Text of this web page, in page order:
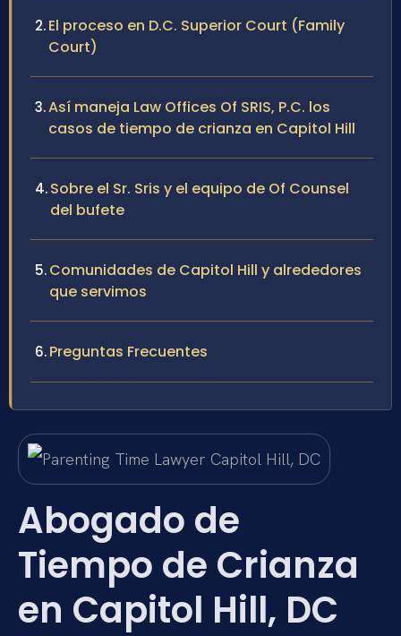
El proceso en D.C. Superior Court (Family
Court)
Así maneja Law Offices Of SRIS, P.C. los
casos de tiempo de crianza en Capitol Hill
Sobre el Sr. Sris y el equipo de Of Counsel
del bufete
Comunidades de Capitol Hill y alrededores
que servimos
Preguntas Frecuentes
Abogado de
Tiempo de Crianza
en Capitol Hill, DC